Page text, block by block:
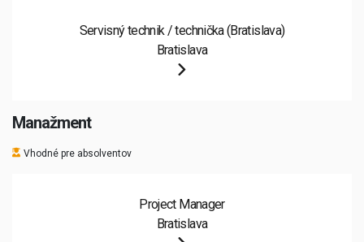
Servisný technik / technička (Bratislava)
Bratislava
Manažment
Vhodné pre absolventov
Project Manager
Bratislava